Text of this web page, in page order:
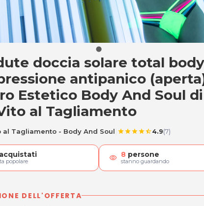
solari doccia
doccia solare total body
antipanico
Estetico Body And Soul di
al Tagliamento
al Tagliamento - Body And Soul starstarstarstarstar_half4.9(7)
acquistati
popolare visibility 8 persone
stanno guardando
DELL'OFFERTA